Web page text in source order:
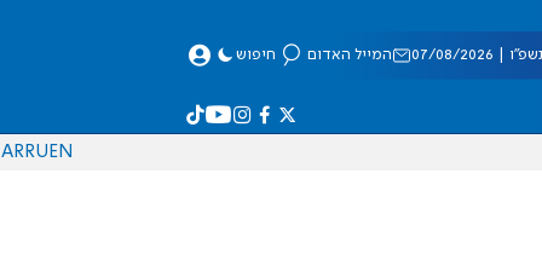
08/2026 המייל האדום חיפוש
EN
RU
AR